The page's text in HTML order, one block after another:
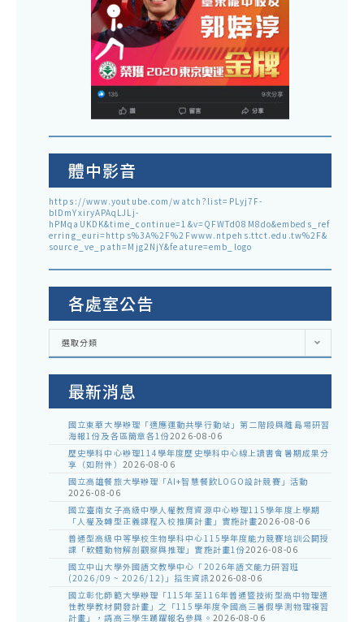
體中影音
https://www.youtube.com/watch?list=PLyj7F-
blDmYxiryAPAqLJLj-
hPMqaUKDK&time_continue=1&v=QFWTd08M8do&embeds_ref
erring_euri=https%3A%2F%2Fwww.ntpehs.ttct.edu.tw%2F&
source_ve_path=Mjg2NjY&feature=emb_logo
各處室公告
各
室
選取分類
最新消息
國立東華大學辦理「適應運動共學行動站」第二階段與離島場研習
海報1份及各區簡章各1份2026-08-06
歷史學科中心辦理114學年度歷史學科中心線上讀書會暑期成果分
享（如附件） 2026-08-06
國立高雄餐旅大學辦理「AI+智慧餐飲LOGO設計競賽」活動
2026-08-06
國立臺南女子高級中學人權教育資源中心辦理115學年度上學期
「人權及轉型正義課程入校推廣計畫」實施計畫2026-08-06
普通型高級中等學校生物學科中心115學年度能力競賽培訓公開授
課「軟體動物解剖觀察與推理」實施計畫1份2026-08-06
國立中山大學外國語文教學中心「2026年語文能力研習班
(2026/09 ~ 2026/12)」招生資訊2026-08-06
國立彰化師範大學辦理「115年至116年普通暨技術型高中物理適
性教學教材開發計畫」之「115學年度全國高三暑假學測物理複習
計畫」，請高三學生踴躍報名參與。 2026-08-06